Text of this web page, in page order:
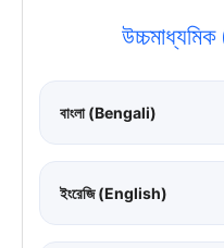
বাংলা (Bengali)
ইংরেজি (English)